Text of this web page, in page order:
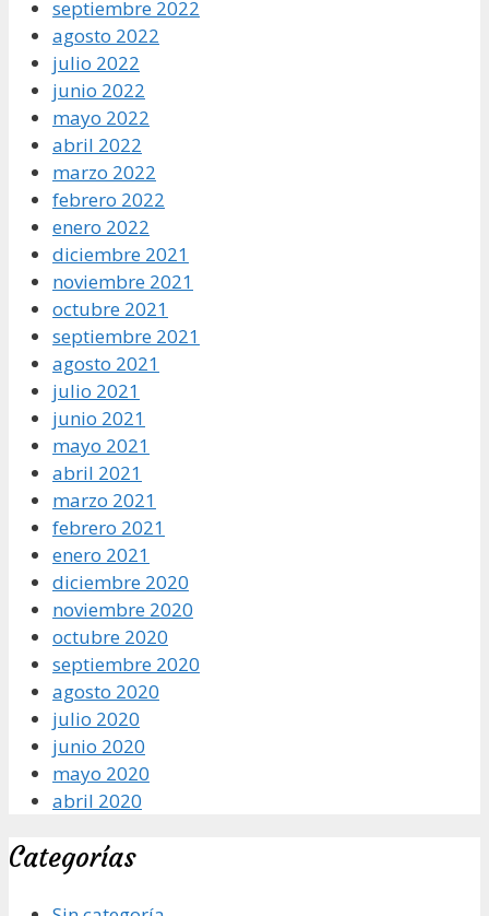
septiembre 2022
agosto 2022
julio 2022
junio 2022
mayo 2022
abril 2022
marzo 2022
febrero 2022
enero 2022
diciembre 2021
noviembre 2021
octubre 2021
septiembre 2021
agosto 2021
julio 2021
junio 2021
mayo 2021
abril 2021
marzo 2021
febrero 2021
enero 2021
diciembre 2020
noviembre 2020
octubre 2020
septiembre 2020
agosto 2020
julio 2020
junio 2020
mayo 2020
abril 2020
Categorías